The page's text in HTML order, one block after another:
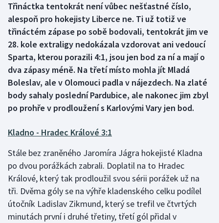
Box
Curling
Dostihy
Florbal
Futsal
Golf
Gymnastika
Házená
Jezdectví
Třináctka tentokrát není vůbec nešťastné číslo,
alespoň pro hokejisty Liberce ne. Ti už totiž ve
třináctém zápase po sobě bodovali, tentokrát jim ve
28. kole extraligy nedokázala vzdorovat ani vedoucí
Sparta, kterou porazili 4:1, jsou jen bod za ní a mají o
dva zápasy méně. Na třetí místo mohla jít Mladá
Boleslav, ale v Olomouci padla v nájezdech. Na zlaté
body sahaly poslední Pardubice, ale nakonec jim zbyl
po prohře v prodloužení s Karlovými Vary jen bod.
Kladno - Hradec Králové 3:1
Stále bez zraněného Jaromíra Jágra hokejisté Kladna
po dvou porážkách zabrali. Doplatil na to Hradec
Králové, který tak prodloužil svou sérii porážek už na
tři. Dvěma góly se na výhře kladenského celku podílel
útočník Ladislav Zikmund, který se trefil ve čtvrtých
minutách první i druhé třetiny, třetí gól přidal v